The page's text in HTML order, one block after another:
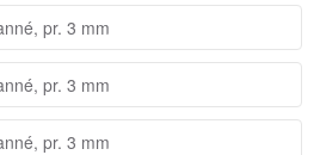
pr. 3 mm
pr. 3 mm
pr. 3 mm